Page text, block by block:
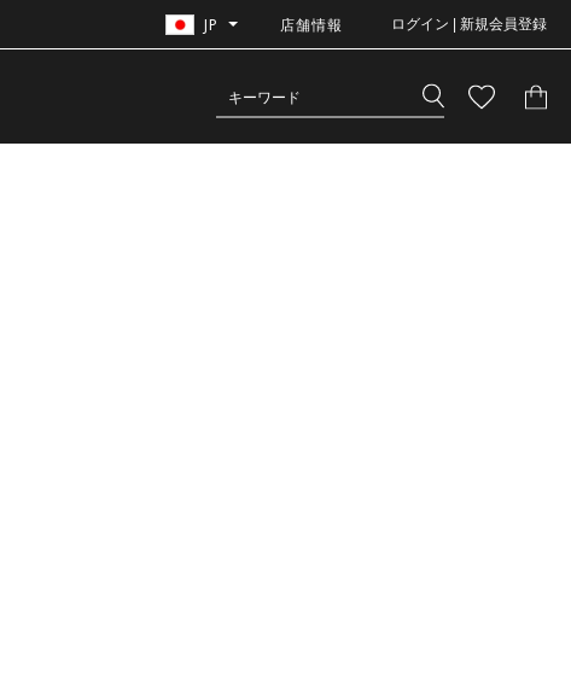
JP 店舗情報 ログイン | 新規会員登録